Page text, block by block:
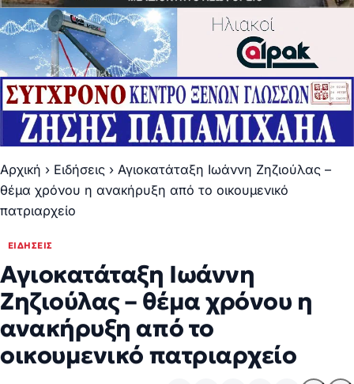
Αρχική › Ειδήσεις › Αγιοκατάταξη Ιωάννη Ζηζιούλας –
θέμα χρόνου η ανακήρυξη από το οικουμενικό
πατριαρχείο
ΕΙΔΉΣΕΙΣ
Αγιοκατάταξη Ιωάννη
Ζηζιούλας – θέμα χρόνου η
ανακήρυξη από το
οικουμενικό πατριαρχείο